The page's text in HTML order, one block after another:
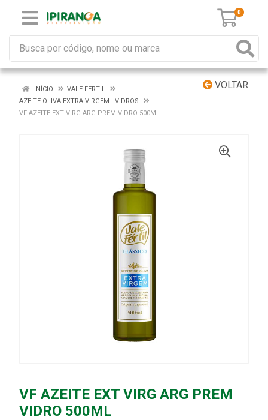
0
VOLTAR
INÍCIO
VALE FERTIL
AZEITE OLIVA EXTRA VIRGEM - VIDROS
VF AZEITE EXT VIRG ARG PREM VIDRO 500ML
VF AZEITE EXT VIRG ARG PREM
VIDRO 500ML